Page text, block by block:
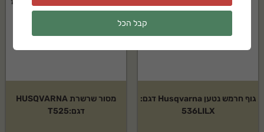
גוף חרמש נטען Husqvarna דגם:
536LILX
מסור שרשרת HUSQVARNA
דגם:T525
קבל הכל